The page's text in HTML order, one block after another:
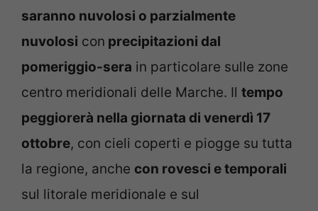
saranno nuvolosi o parzialmente
nuvolosi con precipitazioni dal
pomeriggio-sera in particolare sulle zone
centro meridionali delle Marche. Il tempo
peggiorerà nella giornata di venerdì 17
ottobre, con cieli coperti e piogge su tutta
la regione, anche con rovesci e temporali
sul litorale meridionale e sul